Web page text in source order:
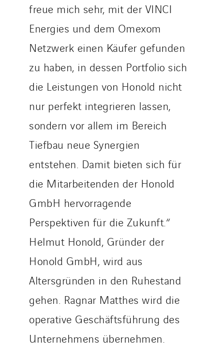
freue mich sehr, mit der VINCI
Energies und dem Omexom
Netzwerk einen Käufer gefunden
zu haben, in dessen Portfolio sich
die Leistungen von Honold nicht
nur perfekt integrieren lassen,
sondern vor allem im Bereich
Tiefbau neue Synergien
entstehen. Damit bieten sich für
die Mitarbeitenden der Honold
GmbH hervorragende
Perspektiven für die Zukunft.“
Helmut Honold, Gründer der
Honold GmbH, wird aus
Altersgründen in den Ruhestand
gehen. Ragnar Matthes wird die
operative Geschäftsführung des
Unternehmens übernehmen.